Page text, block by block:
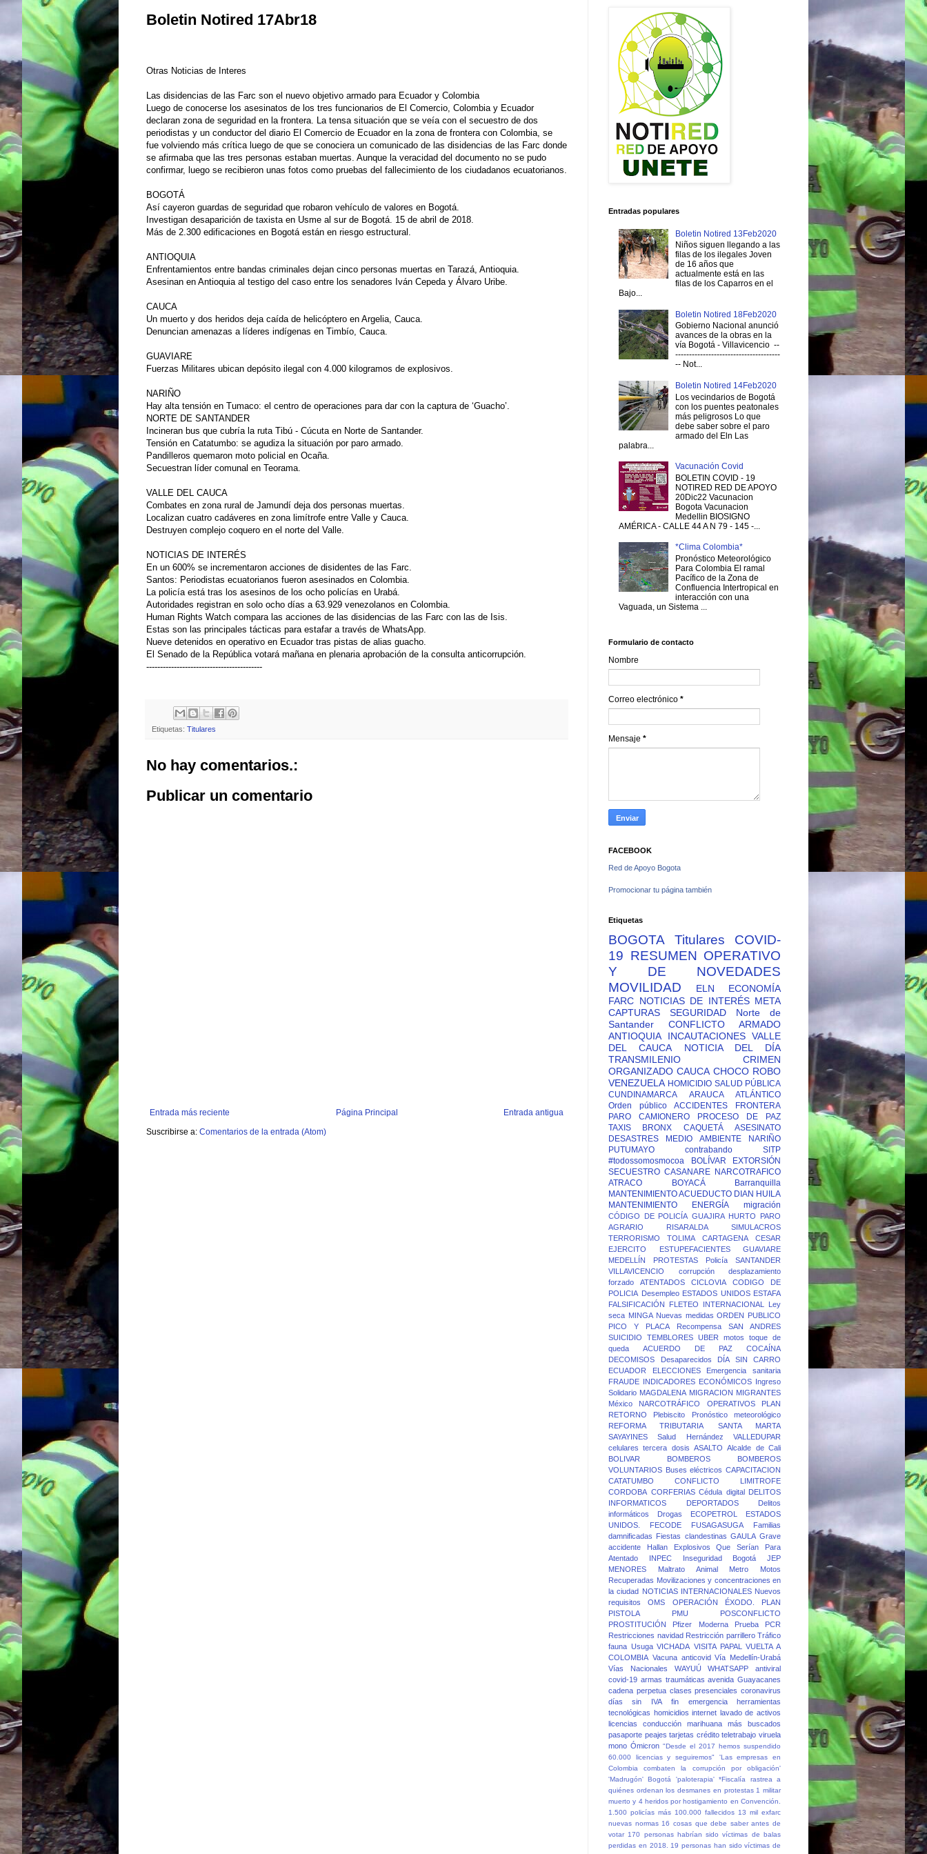
Boletin Notired 17Abr18
Otras Noticias de Interes
Las disidencias de las Farc son el nuevo objetivo armado para Ecuador y Colombia
Luego de conocerse los asesinatos de los tres funcionarios de El Comercio, Colombia y Ecuador
declaran zona de seguridad en la frontera. La tensa situación que se veía con el secuestro de dos
periodistas y un conductor del diario El Comercio de Ecuador en la zona de frontera con Colombia, se
fue volviendo más crítica luego de que se conociera un comunicado de las disidencias de las Farc donde
se afirmaba que las tres personas estaban muertas. Aunque la veracidad del documento no se pudo
confirmar, luego se recibieron unas fotos como pruebas del fallecimiento de los ciudadanos ecuatorianos.
BOGOTÁ
Así cayeron guardas de seguridad que robaron vehículo de valores en Bogotá.
Investigan desaparición de taxista en Usme al sur de Bogotá. 15 de abril de 2018.
Más de 2.300 edificaciones en Bogotá están en riesgo estructural.
ANTIOQUIA
Enfrentamientos entre bandas criminales dejan cinco personas muertas en Tarazá, Antioquia.
Asesinan en Antioquia al testigo del caso entre los senadores Iván Cepeda y Álvaro Uribe.
CAUCA
Un muerto y dos heridos deja caída de helicóptero en Argelia, Cauca.
Denuncian amenazas a líderes indígenas en Timbío, Cauca.
GUAVIARE
Fuerzas Militares ubican depósito ilegal con 4.000 kilogramos de explosivos.
NARIÑO
Hay alta tensión en Tumaco: el centro de operaciones para dar con la captura de ‘Guacho’.
NORTE DE SANTANDER
Incineran bus que cubría la ruta Tibú - Cúcuta en Norte de Santander.
Tensión en Catatumbo: se agudiza la situación por paro armado.
Pandilleros quemaron moto policial en Ocaña.
Secuestran líder comunal en Teorama.
VALLE DEL CAUCA
Combates en zona rural de Jamundí deja dos personas muertas.
Localizan cuatro cadáveres en zona limítrofe entre Valle y Cauca.
Destruyen complejo coquero en el norte del Valle.
NOTICIAS DE INTERÉS
En un 600% se incrementaron acciones de disidentes de las Farc.
Santos: Periodistas ecuatorianos fueron asesinados en Colombia.
La policía está tras los asesinos de los ocho policías en Urabá.
Autoridades registran en solo ocho días a 63.929 venezolanos en Colombia.
Human Rights Watch compara las acciones de las disidencias de las Farc con las de Isis.
Estas son las principales tácticas para estafar a través de WhatsApp.
Nueve detenidos en operativo en Ecuador tras pistas de alias guacho.
El Senado de la República votará mañana en plenaria aprobación de la consulta anticorrupción.
------------------------------------------
Etiquetas: Titulares
No hay comentarios.:
Publicar un comentario
Entrada más reciente Entrada antigua
Página Principal
Suscribirse a: Comentarios de la entrada (Atom)
Entradas populares
Boletin Notired 13Feb2020
Niños siguen llegando a las
filas de los ilegales Joven
de 16 años que
actualmente está en las
filas de los Caparros en el
Bajo...
Boletin Notired 18Feb2020
Gobierno Nacional anunció
avances de la obras en la
vía Bogotá - Villavicencio --
--------------------------------------
-- Not...
Boletin Notired 14Feb2020
Los vecindarios de Bogotá
con los puentes peatonales
más peligrosos Lo que
debe saber sobre el paro
armado del Eln Las
palabra...
Vacunación Covid
BOLETIN COVID - 19
NOTIRED RED DE APOYO
20Dic22 Vacunacion
Bogota Vacunacion
Medellin BIOSIGNO
AMÉRICA - CALLE 44 A N 79 - 145 -...
*Clima Colombia*
Pronóstico Meteorológico
Para Colombia El ramal
Pacífico de la Zona de
Confluencia Intertropical en
interacción con una
Vaguada, un Sistema ...
Formulario de contacto
Nombre
Correo electrónico *
Mensaje *
FACEBOOK
Red de Apoyo Bogota
Promocionar tu página también
Etiquetas
BOGOTA Titulares
COVID-
19 RESUMEN OPERATIVO
Y DE NOVEDADES
MOVILIDAD
ELN
ECONOMÍA
FARC NOTICIAS DE INTERÉS META
CAPTURAS
SEGURIDAD
Norte de
Santander
CONFLICTO ARMADO
ANTIOQUIA
INCAUTACIONES VALLE
DEL CAUCA
NOTICIA DEL DÍA
TRANSMILENIO
CRIMEN
ORGANIZADO CAUCA CHOCO ROBO
VENEZUELA HOMICIDIO SALUD PÚBLICA
CUNDINAMARCA
ARAUCA
ATLÁNTICO
Orden público
ACCIDENTES
FRONTERA
PARO CAMIONERO
PROCESO DE PAZ
TAXIS
BRONX CAQUETÁ
ASESINATO
DESASTRES
MEDIO AMBIENTE
NARIÑO
PUTUMAYO
contrabando
SITP
#todossomosmocoa
BOLÍVAR
EXTORSIÓN
SECUESTRO CASANARE NARCOTRAFICO
ATRACO
BOYACÁ
Barranquilla
MANTENIMIENTO ACUEDUCTO DIAN HUILA
MANTENIMIENTO ENERGÍA
migración
CÓDIGO DE POLICÍA GUAJIRA HURTO
PARO
AGRARIO
RISARALDA
SIMULACROS
TERRORISMO
TOLIMA CARTAGENA
CESAR
EJERCITO
ESTUPEFACIENTES
GUAVIARE
MEDELLÍN
PROTESTAS Policía
SANTANDER
VILLAVICENCIO
corrupción
desplazamiento
forzado
ATENTADOS CICLOVIA
CODIGO DE
POLICIA Desempleo ESTADOS UNIDOS ESTAFA
FALSIFICACIÓN
FLETEO INTERNACIONAL
Ley
seca MINGA Nuevas medidas ORDEN PUBLICO
PICO Y PLACA
Recompensa
SAN ANDRES
SUICIDIO
TEMBLORES UBER motos
toque de
queda
ACUERDO DE PAZ
COCAÍNA
DECOMISOS
Desaparecidos
DÍA SIN CARRO
ECUADOR
ELECCIONES
Emergencia sanitaria
FRAUDE
INDICADORES ECONÓMICOS
Ingreso
Solidario MAGDALENA MIGRACION MIGRANTES
México
NARCOTRÁFICO OPERATIVOS
PLAN
RETORNO
Plebiscito
Pronóstico meteorológico
REFORMA TRIBUTARIA
SANTA MARTA
SAYAYINES
Salud Hernández
VALLEDUPAR
celulares
tercera dosis ASALTO
Alcalde de Cali
BOLIVAR
BOMBEROS
BOMBEROS
VOLUNTARIOS Buses eléctricos CAPACITACION
CATATUMBO
CONFLICTO LIMITROFE
CORDOBA CORFERIAS Cédula digital
DELITOS
INFORMATICOS
DEPORTADOS
Delitos
informáticos
Drogas ECOPETROL
ESTADOS
UNIDOS.
FECODE FUSAGASUGA
Familias
damnificadas
Fiestas clandestinas GAULA Grave
accidente
Hallan Explosivos Que Serían Para
Atentado
INPEC Inseguridad Bogotá
JEP
MENORES
Maltrato Animal Metro
Motos
Recuperadas Movilizaciones y concentraciones en
la ciudad NOTICIAS INTERNACIONALES Nuevos
requisitos
OMS OPERACIÓN ÉXODO.
PLAN
PISTOLA
PMU
POSCONFLICTO
PROSTITUCIÓN
Pfizer Moderna
Prueba PCR
Restricciones navidad Restricción parrillero Tráfico
fauna Usuga VICHADA VISITA PAPAL
VUELTA A
COLOMBIA Vacuna anticovid Vía Medellín-Urabá
Vías Nacionales
WAYUÚ WHATSAPP
antiviral
covid-19 armas traumáticas avenida Guayacanes
cadena perpetua clases presenciales coronavirus
días sin IVA
fin emergencia
herramientas
tecnológicas homicidios internet lavado de activos
licencias conducción
marihuana
más buscados
pasaporte peajes tarjetas crédito teletrabajo viruela
mono Ómicron "Desde el 2017 hemos suspendido
60.000 licencias y seguiremos"
'Las empresas en
Colombia combaten la corrupción por obligación'
'Madrugón' Bogotá
'paloterapia' *Fiscalía rastrea a
quiénes ordenan los desmanes en protestas 1 militar
muerto y 4 heridos por hostigamiento en Convención.
1.500 policías más 100.000 fallecidos 13 mil exfarc
nuevas normas 16 cosas que debe saber antes de
votar 170 personas habrían sido víctimas de balas
perdidas en 2018. 19 personas han sido víctimas de